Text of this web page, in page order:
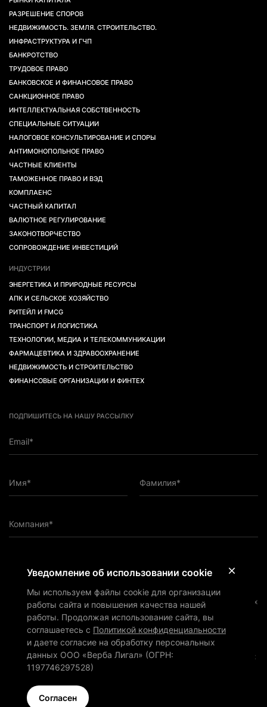
РАЗРЕШЕНИЕ СПОРОВ
НЕДВИЖИМОСТЬ. ЗЕМЛЯ. СТРОИТЕЛЬСТВО.
ИНФРАСТРУКТУРА И ГЧП
БАНКРОТСТВО
ТРУДОВОЕ ПРАВО
БАНКОВСКОЕ И ФИНАНСОВОЕ ПРАВО
САНКЦИОННОЕ ПРАВО
ИНТЕЛЛЕКТУАЛЬНАЯ СОБСТВЕННОСТЬ
СПЕЦИАЛЬНЫЕ СИТУАЦИИ
НАЛОГОВОЕ КОНСУЛЬТИРОВАНИЕ И СПОРЫ
АНТИМОНОПОЛЬНОЕ ПРАВО
ЧАСТНЫЕ КЛИЕНТЫ
ТАМОЖЕННОЕ ПРАВО И ВЭД
КОМПЛАЕНС
ЧАСТНЫЙ КАПИТАЛ
ВАЛЮТНОЕ РЕГУЛИРОВАНИЕ
ЗАКОНОТВОРЧЕСТВО
СОПРОВОЖДЕНИЕ ИНВЕСТИЦИЙ
ИНДУСТРИИ
ЭНЕРГЕТИКА И ПРИРОДНЫЕ РЕСУРСЫ
АПК И СЕЛЬСКОЕ ХОЗЯЙСТВО
РИТЕЙЛ И FMCG
ТРАНСПОРТ И ЛОГИСТИКА
ТЕХНОЛОГИИ, МЕДИА И ТЕЛЕКОММУНИКАЦИИ
ФАРМАЦЕВТИКА И ЗДРАВООХРАНЕНИЕ
НЕДВИЖИМОСТЬ И СТРОИТЕЛЬСТВО
ФИНАНСОВЫЕ ОРГАНИЗАЦИИ И ФИНТЕХ
ПОДПИШИТЕСЬ НА НАШУ РАССЫЛКУ
Email*
Имя* Фамилия*
Компания*
Подтверждаю, что ознакомился сПолитикой
конфиденциальности и даю согласие на обработку персональных
данных ООО «Верба Лигал» (ОГРН: 1197746297528) в
соответствии с ней
Подтверждаю, что согласен на получение маркетинговых и иных
информационных материалов от ООО «Верба Лигал» (ОГРН:
1197746297528) по электронной почте и обработку персональных
данных для этой цели как описано в
Уведомление об использовании cookie
Мы используем файлы cookie для организации
работы сайта и повышения качества нашей
работы. Продолжая использование сайта, вы
соглашаетесь с Политикой конфиденциальности
и даете согласие на обработку персональных
данных ООО «Верба Лигал» (ОГРН:
1197746297528)
Cогласен